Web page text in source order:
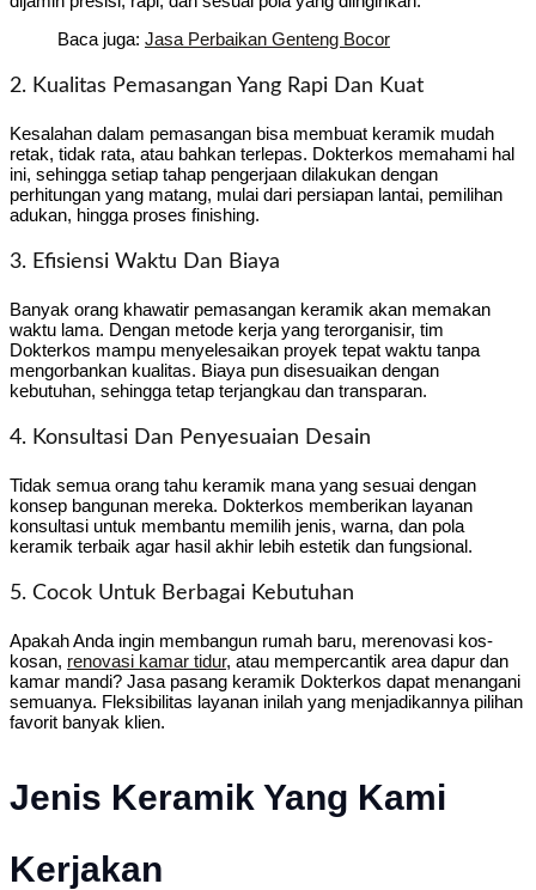
Baca juga: Jasa Perbaikan Genteng Bocor
2. Kualitas Pemasangan Yang Rapi Dan Kuat
Kesalahan dalam pemasangan bisa membuat keramik mudah
retak, tidak rata, atau bahkan terlepas. Dokterkos memahami hal
ini, sehingga setiap tahap pengerjaan dilakukan dengan
perhitungan yang matang, mulai dari persiapan lantai, pemilihan
adukan, hingga proses finishing.
3. Efisiensi Waktu Dan Biaya
Banyak orang khawatir pemasangan keramik akan memakan
waktu lama. Dengan metode kerja yang terorganisir, tim
Dokterkos mampu menyelesaikan proyek tepat waktu tanpa
mengorbankan kualitas. Biaya pun disesuaikan dengan
kebutuhan, sehingga tetap terjangkau dan transparan.
4. Konsultasi Dan Penyesuaian Desain
Tidak semua orang tahu keramik mana yang sesuai dengan
konsep bangunan mereka. Dokterkos memberikan layanan
konsultasi untuk membantu memilih jenis, warna, dan pola
keramik terbaik agar hasil akhir lebih estetik dan fungsional.
5. Cocok Untuk Berbagai Kebutuhan
Apakah Anda ingin membangun rumah baru, merenovasi kos-
kosan, renovasi kamar tidur, atau mempercantik area dapur dan
kamar mandi? Jasa pasang keramik Dokterkos dapat menangani
semuanya. Fleksibilitas layanan inilah yang menjadikannya pilihan
favorit banyak klien.
Jenis Keramik Yang Kami
Kerjakan